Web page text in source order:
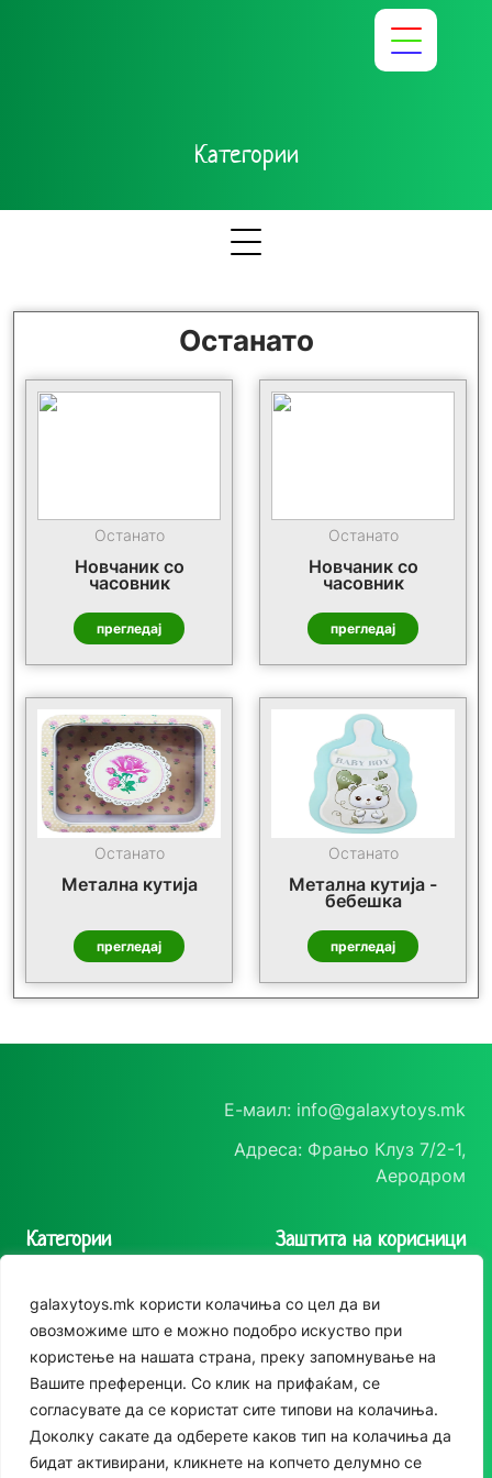
galaxytoys.mk користи колачиња со цел да ви
овозможиме што е можно подобро искуство при
користење на нашата страна, преку запомнување на
Вашите преференци. Со клик на прифаќам, се
согласувате да се користат сите типови на колачиња.
Доколку сакате да одберете каков тип на колачиња да
бидат активирани, кликнете на копчето делумно се
Категории
Останато
Останато
Новчаник со
часовник
прегледај
Останато
Новчаник со
часовник
прегледај
Останато
Метална кутија
прегледај
Останато
Метална кутија -
бебешка
прегледај
Останато
Е-маил: info@galaxytoys.mk
Адреса: Фрањо Клуз 7/2-1,
Аеродром
Категории
Сезонска опрема
Друштвени игри
За двор
Едукативни
Заштита на корисници
приватност
Политика за колачиња
Следете нè